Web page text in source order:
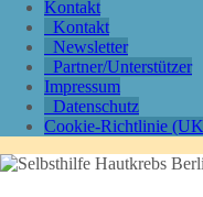
Kontakt
Kontakt
Newsletter
Partner/Unterstützer
Impressum
Datenschutz
Cookie-Richtlinie